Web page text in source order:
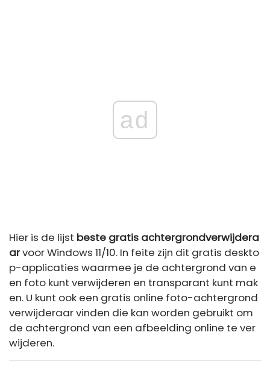
ad
Hier is de lijst beste gratis achtergrondverwijdera
arvoor Windows 11/10. In feite zijn dit gratis deskto
p-applicaties waarmee je de achtergrond van e
en foto kunt verwijderen en transparant kunt mak
en. U kunt ook een gratis online foto-achtergrond
verwijderaar vinden die kan worden gebruikt om
de achtergrond van een afbeelding online te ver
wijderen.